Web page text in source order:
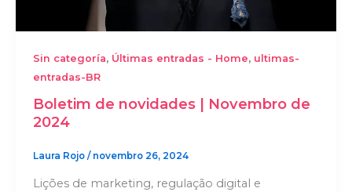
Sin categoría, Últimas entradas - Home, ultimas-
entradas-BR
Boletim de novidades | Novembro de
2024
Laura Rojo / novembro 26, 2024
Lições de marketing, regulação digital e